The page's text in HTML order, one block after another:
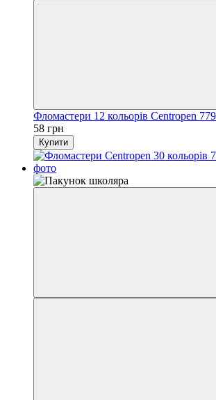
Фломастери 12 кольорів Centropen
58 грн
Купити